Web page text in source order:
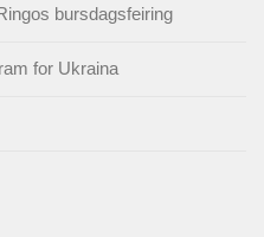
bursdagsfeiring
for Ukraina